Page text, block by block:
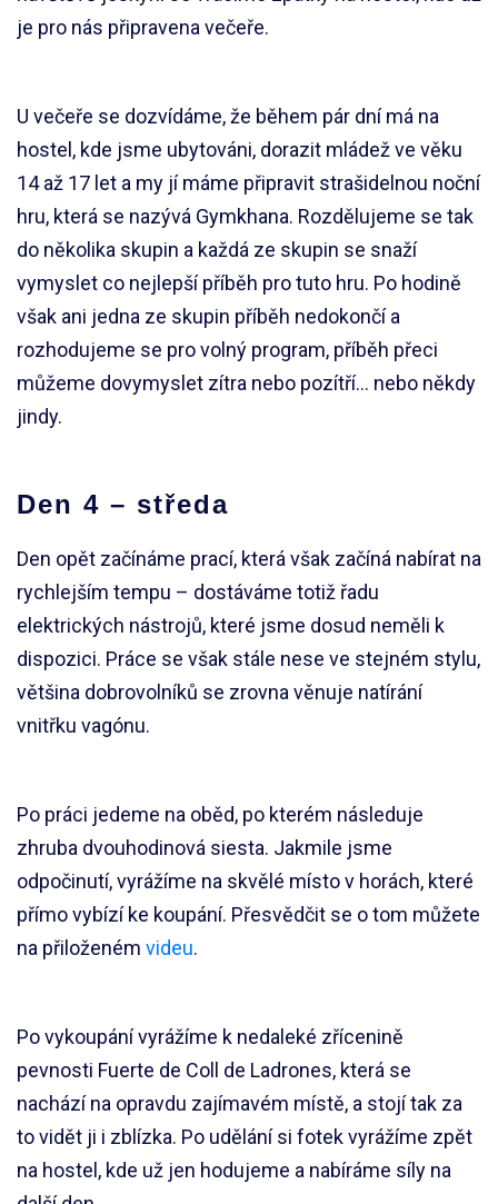
je pro nás připravena večeře.
U večeře se dozvídáme, že během pár dní má na
hostel, kde jsme ubytováni, dorazit mládež ve věku
14 až 17 let a my jí máme připravit strašidelnou noční
hru, která se nazývá Gymkhana. Rozdělujeme se tak
do několika skupin a každá ze skupin se snaží
vymyslet co nejlepší příběh pro tuto hru. Po hodině
však ani jedna ze skupin příběh nedokončí a
rozhodujeme se pro volný program, příběh přeci
můžeme dovymyslet zítra nebo pozítří… nebo někdy
jindy.
Den 4 – středa
Den opět začínáme prací, která však začíná nabírat na
rychlejším tempu – dostáváme totiž řadu
elektrických nástrojů, které jsme dosud neměli k
dispozici. Práce se však stále nese ve stejném stylu,
většina dobrovolníků se zrovna věnuje natírání
vnitřku vagónu.
Po práci jedeme na oběd, po kterém následuje
zhruba dvouhodinová siesta. Jakmile jsme
odpočinutí, vyrážíme na skvělé místo v horách, které
přímo vybízí ke koupání. Přesvědčit se o tom můžete
na přiloženém videu.
Po vykoupání vyrážíme k nedaleké zřícenině
pevnosti Fuerte de Coll de Ladrones, která se
nachází na opravdu zajímavém místě, a stojí tak za
to vidět ji i zblízka. Po udělání si fotek vyrážíme zpět
na hostel, kde už jen hodujeme a nabíráme síly na